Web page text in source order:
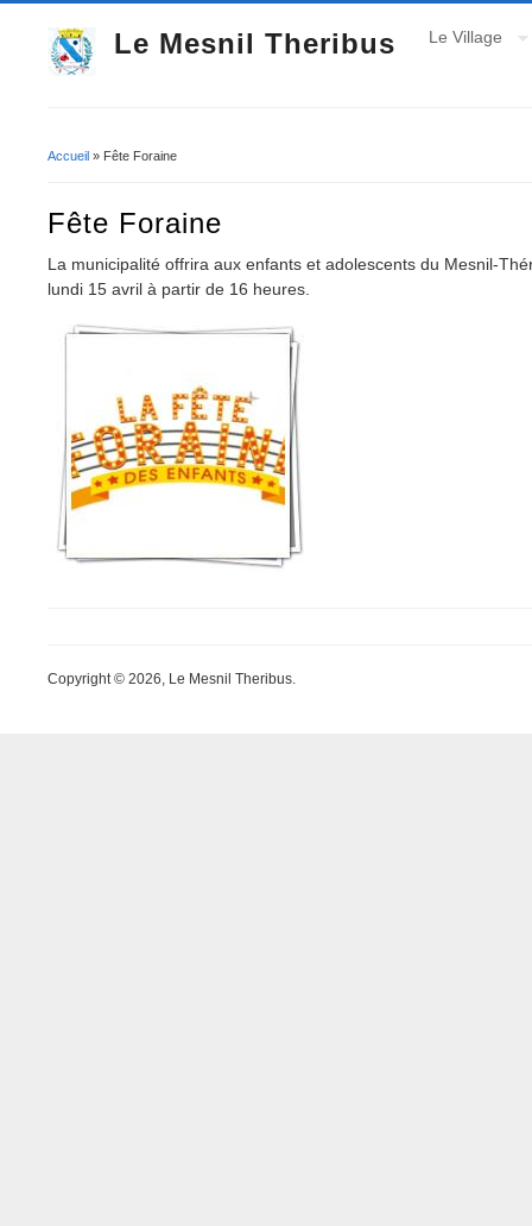
Le Mesnil Theribus Le Village
Accueil » Fête Foraine
Fête Foraine
La municipalité offrira aux enfants et adolescents du Mesnil-
lundi 15 avril à partir de 16 heures.
Copyright © 2026, Le Mesnil Theribus.